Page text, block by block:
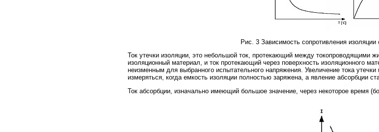
Рис. 3 Зависимость сопротивления
Ток утечки изоляции, это небольшой ток, протекающий между токопроводящими
изоляционный материал, и ток протекающий через поверхность изоляционного
неизменным для выбранного испытательного напряжения. Увеличение тока
измеряться, когда емкость изоляции полностью заряжена, а явление абсорбции
Ток абсорбции, изначально имеющий большое значение, через некоторое время